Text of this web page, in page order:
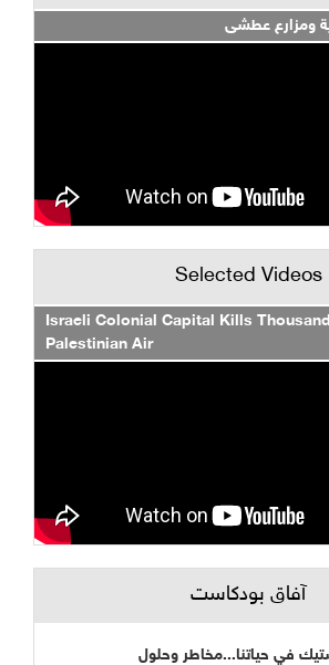
ومزارع عطشى
Selected Videos
Israeli Colonial Capital Kills
Palestinian Air
آفاق بودكاست
في حياتنا...مخاطر وحلول